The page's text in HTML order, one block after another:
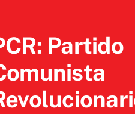
Partido